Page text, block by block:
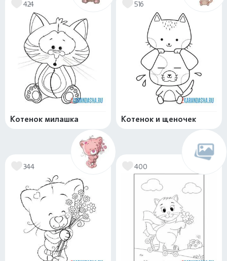
424
Котенок милашка
516
Котенок и щеночек
344 400